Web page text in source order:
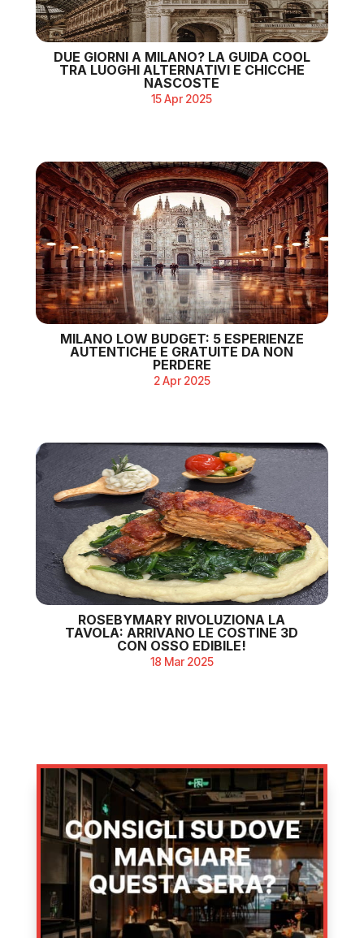
DUE GIORNI A MILANO? LA GUIDA COOL
TRA LUOGHI ALTERNATIVI E CHICCHE
NASCOSTE
15 Apr 2025
MILANO LOW BUDGET: 5 ESPERIENZE
AUTENTICHE E GRATUITE DA NON
PERDERE
2 Apr 2025
ROSEBYMARY RIVOLUZIONA LA
TAVOLA: ARRIVANO LE COSTINE 3D
CON OSSO EDIBILE!
18 Mar 2025